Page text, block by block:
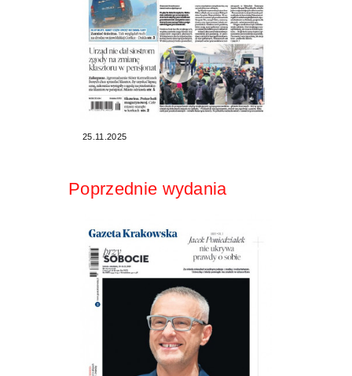
25.11.2025
Poprzednie wydania